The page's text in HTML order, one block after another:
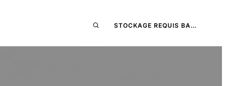
STOCKAGE REQUIS BA…